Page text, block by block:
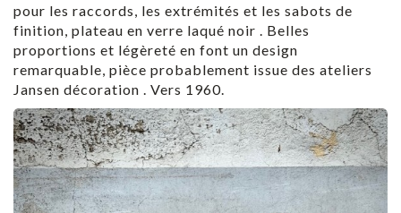
pour les raccords, les extrémités et les sabots de
finition, plateau en verre laqué noir . Belles
proportions et légèreté en font un design
remarquable, pièce probablement issue des ateliers
Jansen décoration . Vers 1960.